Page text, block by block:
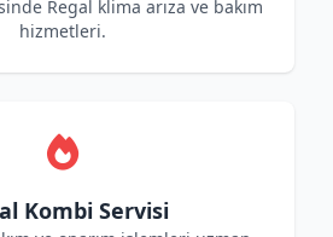
Regal klima arıza ve bakım
hizmetleri.
Kombi Servisi